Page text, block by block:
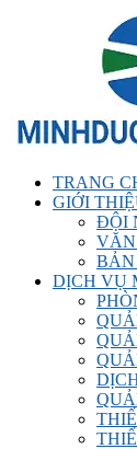
TRANG
GIỚI
ĐỘI
VĂN
BẢN
DỊCH VỤ